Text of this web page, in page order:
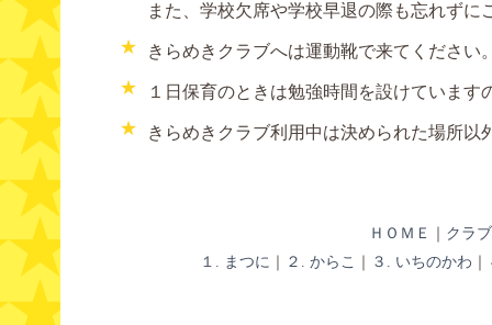
また、学校欠席や学校早退の際も忘れずに
★
きらめきクラブへは運動靴で来てください
★
１日保育のときは勉強時間を設けていま
★
きらめきクラブ利用中は決められた場所
ＨＯＭＥ
クラ
１. まつに
２. からこ ３. いちのかわ